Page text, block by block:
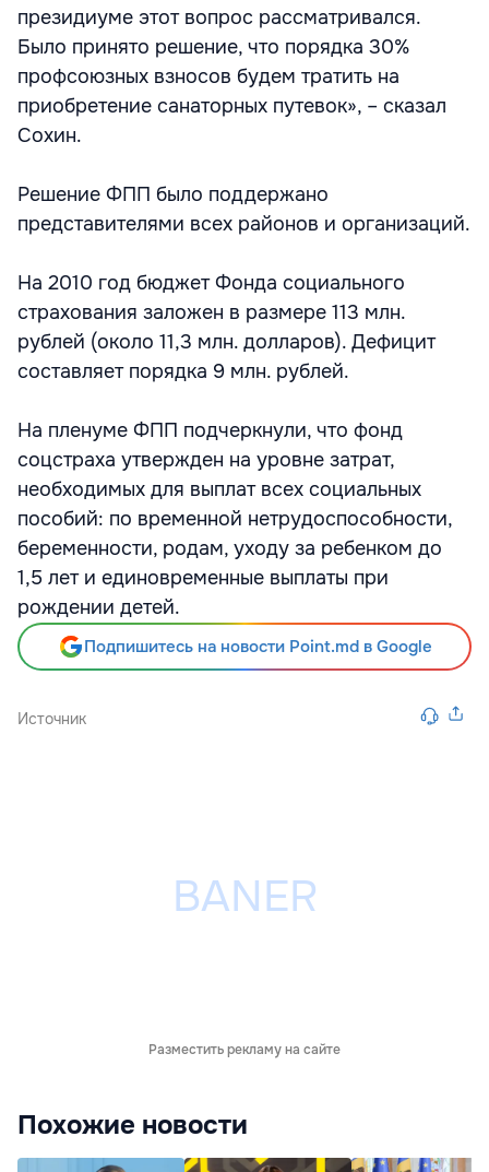
президиуме этот вопрос рассматривался.
Было принято решение, что порядка 30%
профсоюзных взносов будем тратить на
приобретение санаторных путевок», – сказал
Сохин.
Решение ФПП было поддержано
представителями всех районов и организаций.
На 2010 год бюджет Фонда социального
страхования заложен в размере 113 млн.
рублей (около 11,3 млн. долларов). Дефицит
составляет порядка 9 млн. рублей.
На пленуме ФПП подчеркнули, что фонд
соцстраха утвержден на уровне затрат,
необходимых для выплат всех социальных
пособий: по временной нетрудоспособности,
беременности, родам, уходу за ребенком до
1,5 лет и единовременные выплаты при
рождении детей.
Подпишитесь на новости Point.md в Google
Источник
Разместить рекламу на сайте
Похожие новости